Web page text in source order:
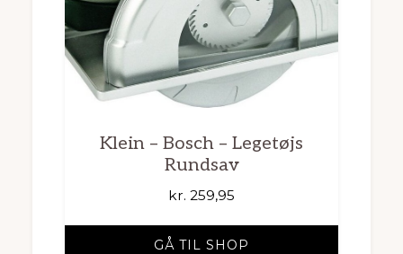
Klein – Bosch – Legetøjs
Rundsav
kr. 259,95
GÅ TIL SHOP